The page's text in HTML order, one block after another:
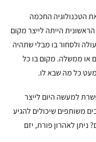
הטכנולוגיה החכמה
הייתה לייצר מקום
ולסחור בו מבלי שתהיה
או ממשלה. מקום בו כל
כל מה שבא לו.
למעשה היום לייצר
משותפים שיכולים להגיע
ניתן לאהרון פורת, יזם